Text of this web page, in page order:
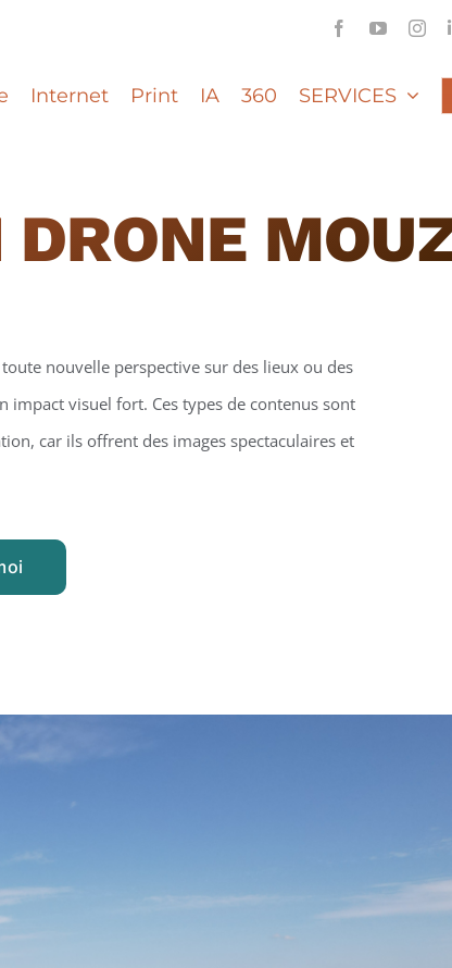
FacebookYouTube
Internet Print IA 360 SERVICES
DRONE
nouvelle perspective sur des lieux ou des
impact visuel fort. Ces types de contenus sont
car ils offrent des images spectaculaires et